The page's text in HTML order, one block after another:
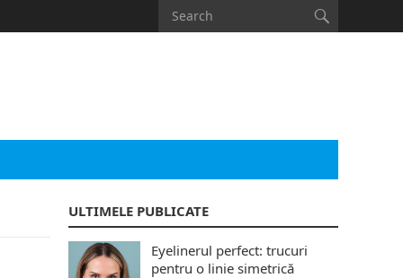
ULTIMELE PUBLICATE
Eyelinerul perfect: trucuri
pentru o linie simetrică